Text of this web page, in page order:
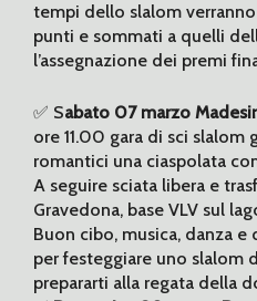
tempi dello slalom
punti e sommati a quelli
l’assegnazione dei premi
✅ Sabato 07 marzo
ore 11.00 gara di sci slalom
romantici una ciaspolata
A seguire sciata libera e
Gravedona, base VLV sul
Buon cibo, musica, danza
per festeggiare uno slalom
prepararti alla regata della